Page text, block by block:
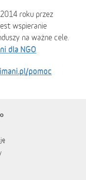
roku przez
wspieranie
na ważne cele.
dla NGO
pomoc